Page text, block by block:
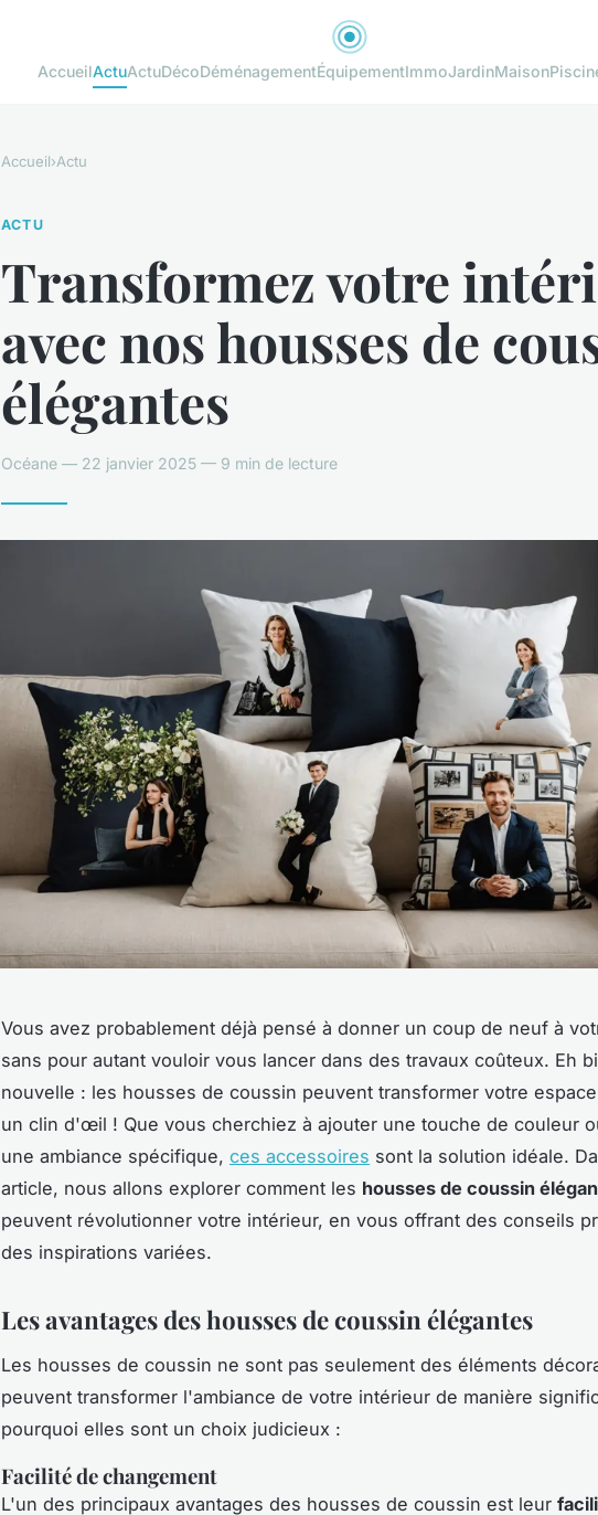
AccueilActuActuDécoDéménagementÉquipementImmoJardinMaison
Accueil›Actu
ACTU
Transformez votre
avec nos housses de
élégantes
Océane — 22 janvier 2025 — 9 min de lecture
Vous avez probablement déjà pensé à donner un coup de neuf à
sans pour autant vouloir vous lancer dans des travaux coûteux. Eh
nouvelle : les housses de coussin peuvent transformer votre
un clin d'œil ! Que vous cherchiez à ajouter une touche de couleur
une ambiance spécifique, ces accessoires sont la solution idéale.
article, nous allons explorer comment les housses de coussin
peuvent révolutionner votre intérieur, en vous offrant des conseils
des inspirations variées.
Les avantages des housses de coussin élégantes
Les housses de coussin ne sont pas seulement des éléments
peuvent transformer l'ambiance de votre intérieur de manière
pourquoi elles sont un choix judicieux :
Facilité de changement
L'un des principaux avantages des housses de coussin est leur